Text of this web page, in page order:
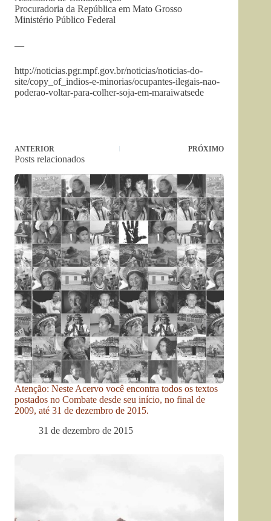
Procuradoria da República em Mato Grosso
Ministério Público Federal
—
http://noticias.pgr.mpf.gov.br/noticias/noticias-do-
site/copy_of_indios-e-minorias/ocupantes-ilegais-nao-
poderao-voltar-para-colher-soja-em-maraiwatsede
ANTERIOR PRÓXIMO
Posts relacionados
Atenção: Neste Acervo você encontra todos os textos
postados no Combate desde seu início, no final de
2009, até 31 de dezembro de 2015.
31 de dezembro de 2015